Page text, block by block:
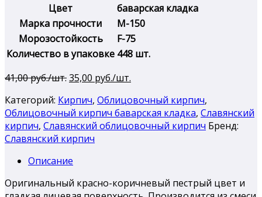
Цвет
баварская кладка
Марка прочности
М-150
Морозостойкость
F-75
Количество в упаковке 448 шт.
41,00руб./шт.Первоначальная
составляла
41,00 руб./
шт..
35,00 руб./шт.
35,00 руб./
шт..
Категорий: Кирпич, Облицовочный кирпич,
Облицовочный кирпич баварская кладка, Славянский
кирпич, Славянский облицовочный кирпич Бренд:
Славянский кирпич
Описание
Оригинальный красно-коричневый пестрый цвет и